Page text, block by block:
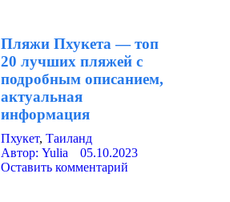
Пляжи Пхукета — топ
20 лучших пляжей с
подробным описанием,
актуальная
информация
Пхукет, Таиланд
Автор: Yulia
05.10.2023
Оставить комментарий